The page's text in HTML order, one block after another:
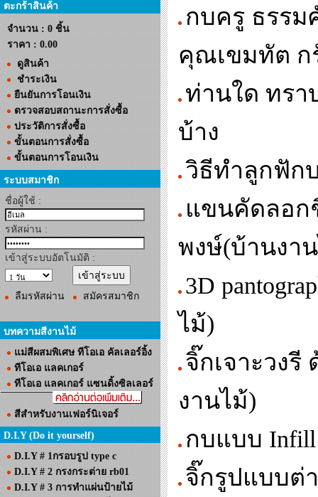
ตะกร้าสินค้า
จำนวน : 0 ชิ้น
ราคา : 0.00
ดูสินค้า
ชำระเงิน
ยืนยันการโอนเงิน
ตรวจสอบสถานะการสั่งซื้อ
ประวัติการสั่งซื้อ
ขั้นตอนการสั่งซื้อ
ขั้นตอนการโอนเงิน
ระบบสมาชิก
ชื่อผู้ใช้ :
รหัสผ่าน :
เข้าสู่ระบบอัตโนมัติ :
ลืมรหัสผ่าน สมัครสมาชิก
บทความสีงานไม้
แม่สีผสมพิเศษ ทีโอเอ คัลเลอร์อิ้ง
ทีโอเอ แลคเกอร์
ทีโอเอ แลคเกอร์ แซนดิ้งซิลเลอร์
สีสำหรับงานเฟอร์นิเจอร์
D.I.Y (Do it yourself)
D.I.Y # 1กรอบรูป type c
D.I.Y # 2 กรงกระต่าย rb01
D.I.Y # 3 การทำแผ่นป้ายไม้
กบครู ธรรมศั
คุณเขมทัต ก
ท่านใด ทรา
บ้าง
วิธีทําลูกฟัก
แขนคัดลอก
พงษ์(บ้านงา
3D
ไม้)
จิ๊กเจาะวง
งานไม้)
กบแบบ Infill
จิ๊กรูปแบบต่